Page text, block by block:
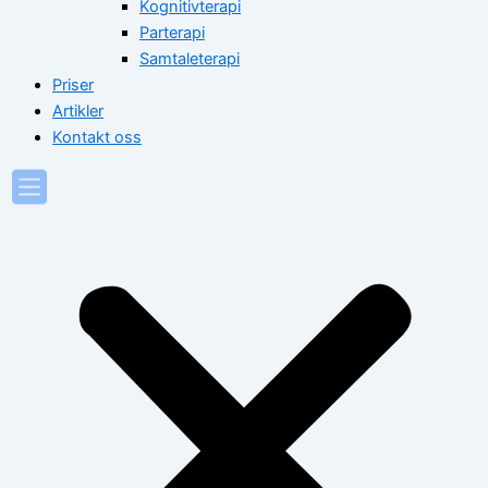
Kognitivterapi
Parterapi
Samtaleterapi
Priser
Artikler
Kontakt oss